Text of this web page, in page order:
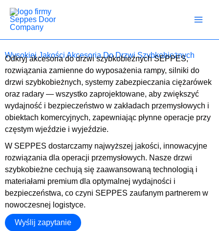
treści
Wysokiej Jakości Akcesoria Do Drzwi Szybkobieżnych
Odkryj akcesoria do drzwi szybkobieżnych SEPPES,
rozwiązania zamienne do wyposażenia rampy, silniki do
drzwi szybkobieżnych, systemy zabezpieczania ciężarówek
oraz radary — wszystko zaprojektowane, aby zwiększyć
wydajność i bezpieczeństwo w zakładach przemysłowych i
obiektach komercyjnych, zapewniając płynne operacje przy
częstym wjeździe i wyjeździe.
W SEPPES dostarczamy najwyższej jakości, innowacyjne
rozwiązania dla operacji przemysłowych. Nasze drzwi
szybkobieżne cechują się zaawansowaną technologią i
materiałami premium dla optymalnej wydajności i
bezpieczeństwa, co czyni SEPPES zaufanym partnerem w
nowoczesnej logistyce.
Wyślij zapytanie